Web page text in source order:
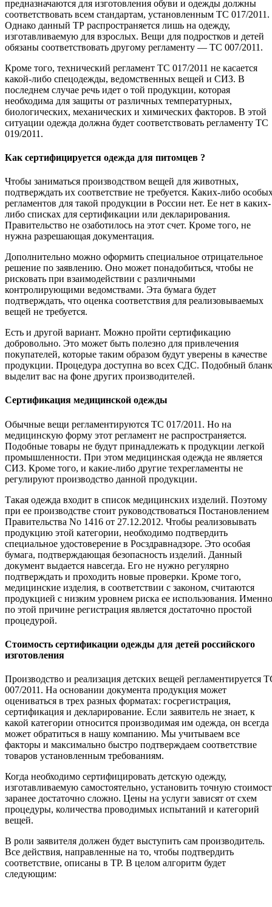
предназначаются для изготовления обуви и одежды должны
соответствовать всем стандартам, установленным ТС 017/2011.
Однако данный ТР распространяется лишь на одежду,
изготавливаемую для взрослых. Вещи для подростков и детей
обязаны соответствовать другому регламенту — ТС 007/2011.
Кроме того, технический регламент ТС 017/2011 не касается
какой-либо спецодежды, ведомственных вещей и СИЗ. В
последнем случае речь идет о той продукции, которая
необходима для защиты от различных температурных,
биологических, механических и химических факторов. В этой
ситуации одежда должна будет соответствовать регламенту ТС
019/2011.
Как сертифицируется одежда для питомцев ?
Чтобы заниматься производством вещей для животных,
подтверждать их соответствие не требуется. Каких-либо
регламентов для такой продукции в России нет. Ее нет в каких-
либо списках для сертификации или декларирования.
Правительство не озаботилось на этот счет. Кроме того, не
нужна разрешающая документация.
Дополнительно можно оформить специальное отрицательное
решение по заявлению. Оно может понадобиться, чтобы не
рисковать при взаимодействии с различными
контролирующими ведомствами. Эта бумага будет
подтверждать, что оценка соответствия для реализовываемых
вещей не требуется.
Есть и другой вариант. Можно пройти сертификацию
добровольно. Это может быть полезно для привлечения
покупателей, которые таким образом будут уверены в качестве
продукции. Процедура доступна во всех СДС. Подобный бланк
выделит вас на фоне других производителей.
Сертификация медицинской одежды
Обычные вещи регламентируются ТС 017/2011. Но на
медицинскую форму этот регламент не распространяется.
Подобные товары не будут принадлежать к продукции легкой
промышленности. При этом медицинская одежда не является
СИЗ. Кроме того, и какие-либо другие техрегламенты не
регулируют производство данной продукции.
Такая одежда входит в список медицинских изделий. Поэтому
при ее производстве стоит руководствоваться Постановлением
Правительства No 1416 от 27.12.2012. Чтобы реализовывать
продукцию этой категории, необходимо подтвердить
специальное удостоверение в Росздравнадзоре. Это особая
бумага, подтверждающая безопасность изделий. Данный
документ выдается навсегда. Его не нужно регулярно
подтверждать и проходить новые проверки. Кроме того,
медицинские изделия, в соответствии с законом, считаются
продукцией с низким уровнем риска ее использования. Именно
по этой причине регистрация является достаточно простой
процедурой.
Стоимость сертификации одежды для детей российского
изготовления
Производство и реализация детских вещей регламентируется
007/2011. На основании документа продукция может
оцениваться в трех разных форматах: госрегистрация,
сертификация и декларирование. Если заявитель не знает, к
какой категории относится производимая им одежда, он всегда
может обратиться в нашу компанию. Мы учитываем все
факторы и максимально быстро подтверждаем соответствие
товаров установленным требованиям.
Когда необходимо сертифицировать детскую одежду,
изготавливаемую самостоятельно, установить точную
заранее достаточно сложно. Цены на услуги зависят от схем
процедуры, количества проводимых испытаний и категорий
вещей.
В роли заявителя должен будет выступить сам производитель.
Все действия, направленные на то, чтобы подтвердить
соответствие, описаны в ТР. В целом алгоритм будет
следующим: